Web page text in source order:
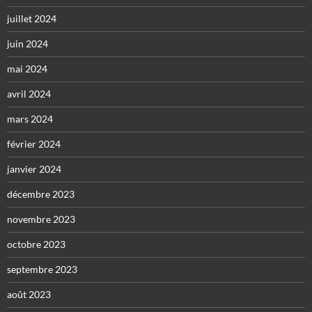
juillet 2024
juin 2024
mai 2024
avril 2024
mars 2024
février 2024
janvier 2024
décembre 2023
novembre 2023
octobre 2023
septembre 2023
août 2023